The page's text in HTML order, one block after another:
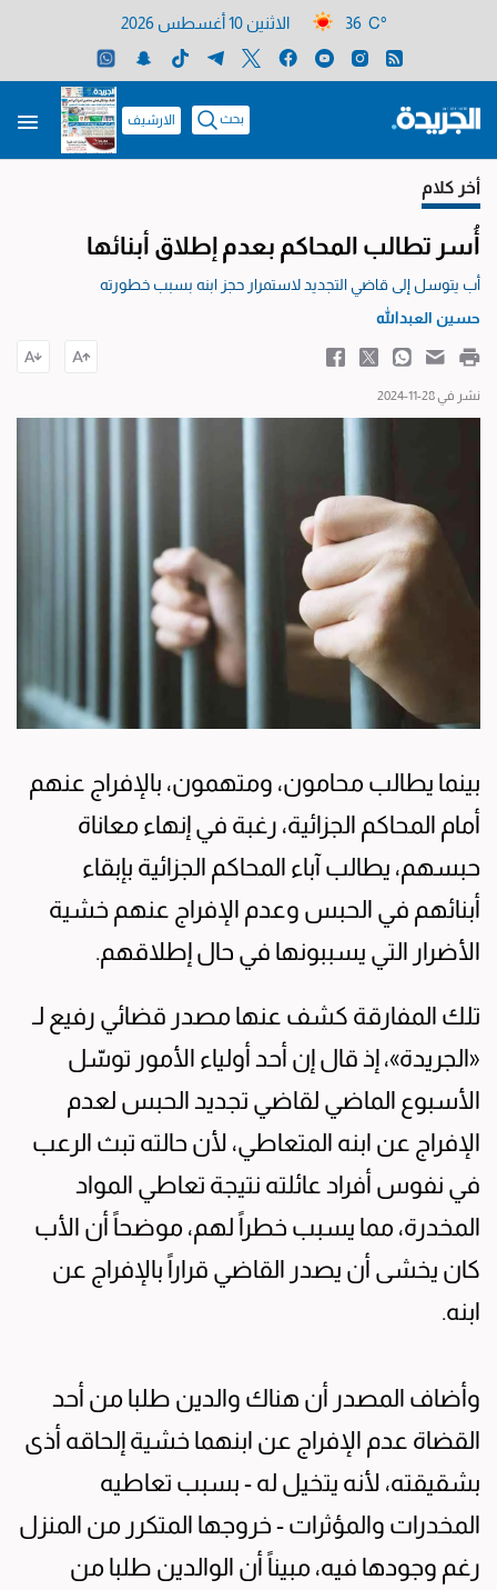
36 C° الاثنين 10 أغسطس 2026
بحث الارشيف
أخر كلام
أُسر تطالب المحاكم بعدم إطلاق أبنائها
أب يتوسل إلى قاضي التجديد لاستمرار حجز ابنه بسبب خطورته
حسين العبدالله
نشر في 28-11-2024
بينما يطالب محامون، ومتهمون، بالإفراج عنهم
أمام المحاكم الجزائية، رغبة في إنهاء معاناة
حبسهم، يطالب آباء المحاكم الجزائية بإبقاء
أبنائهم في الحبس وعدم الإفراج عنهم خشية
الأضرار التي يسببونها في حال إطلاقهم.
تلك المفارقة كشف عنها مصدر قضائي رفيع لـ
«الجريدة»، إذ قال إن أحد أولياء الأمور توسّل
الأسبوع الماضي لقاضي تجديد الحبس لعدم
الإفراج عن ابنه المتعاطي، لأن حالته تبث الرعب
في نفوس أفراد عائلته نتيجة تعاطي المواد
المخدرة، مما يسبب خطراً لهم، موضحاً أن الأب
كان يخشى أن يصدر القاضي قراراً بالإفراج عن
ابنه.
وأضاف المصدر أن هناك والدين طلبا من أحد
القضاة عدم الإفراج عن ابنهما خشية إلحاقه أذى
بشقيقته، لأنه يتخيل له - بسبب تعاطيه
المخدرات والمؤثرات - خروجها المتكرر من المنزل
رغم وجودها فيه، مبيناً أن الوالدين طلبا من